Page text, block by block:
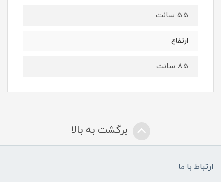
5.5 سانت
ارتفاع
8.5 سانت
برگشت به بالا
ارتباط با ما